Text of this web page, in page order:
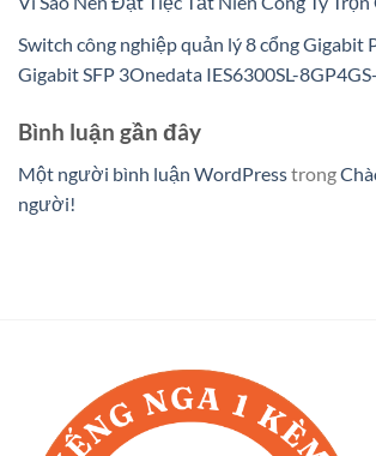
Switch công nghiệp quản lý 8 cổng Gigabit
Gigabit SFP 3Onedata IES6300SL-
Bình luận gần đây
Một người bình luận WordPresstrong
người!